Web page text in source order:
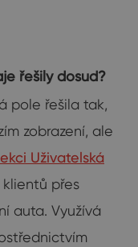
řešily dosud?
pole řešila tak,
zobrazení, ale
Uživatelská
přes
auta. Využívá